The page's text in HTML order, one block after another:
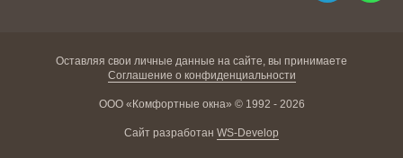
Оставляя свои личные данные на сайте, вы принимаете
Соглашение о конфиденциальности
ООО «Комфортные окна» © 1992 - 2026
Сайт разработан WS-Develop